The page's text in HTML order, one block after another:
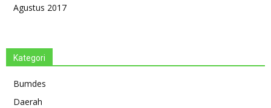
Agustus 2017
Kategori
Bumdes
Daerah